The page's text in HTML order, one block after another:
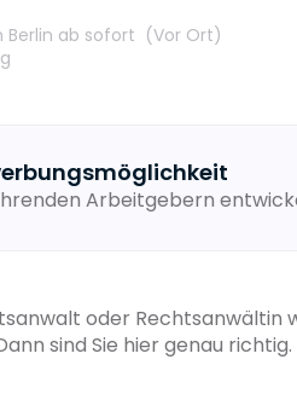
Berlin ab sofort (Vor Ort)
Arbeitgebern
oder Rechtsanwältin
sind Sie hier genau